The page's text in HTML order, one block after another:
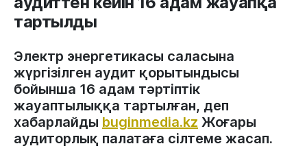
тартылды
Электр энергетикасы саласына
жүргізілген аудит қорытындысы
бойынша 16 адам тәртіптік
жауаптылыққа тартылған, деп
хабарлайды buginmedia.kz Жоғары
аудиторлық палатаға сілтеме жасап.